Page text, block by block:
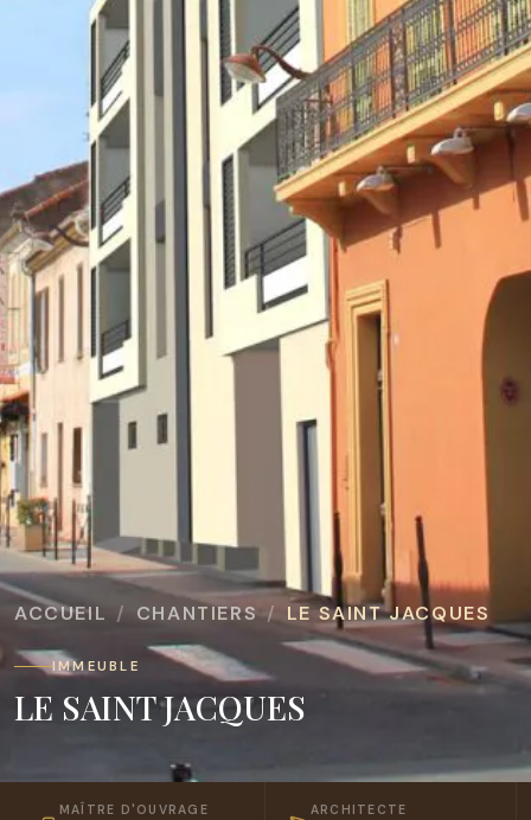
ACCUEIL CHANTIERS LE SAINT JACQUES
IMMEUBLE
LE SAINT JACQUES
MAÎTRE D'OUVRAGE ARCHITECTE